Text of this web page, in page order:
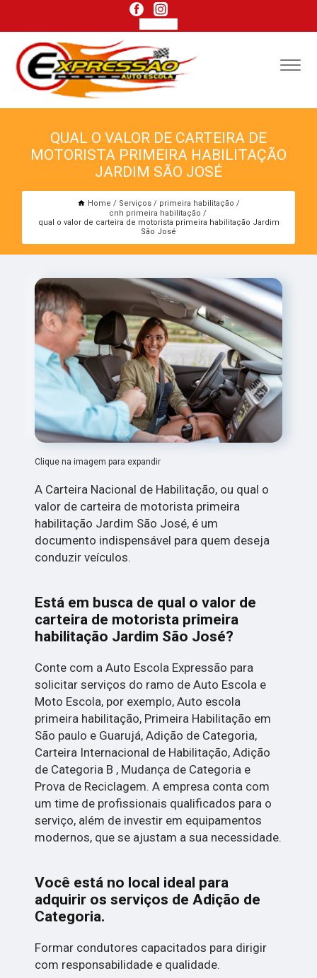
QUAL O VALOR DE CARTEIRA DE
MOTORISTA PRIMEIRA HABILITAÇÃO
JARDIM SÃO JOSÉ
Home Serviços
primeira habilitação
cnh primeira habilitação
qual o valor de carteira de motorista primeira habilitação Jardim
São José
Clique na imagem para expandir
A Carteira Nacional de Habilitação, ou qual o
valor de carteira de motorista primeira
habilitação Jardim São José, é um
documento indispensável para quem deseja
conduzir veículos.
Está em busca de qual o valor de
carteira de motorista primeira
habilitação Jardim São José?
Conte com a Auto Escola Expressão para
solicitar serviços do ramo de Auto Escola e
Moto Escola, por exemplo, Auto escola
primeira habilitação, Primeira Habilitação em
São paulo e Guarujá, Adição de Categoria,
Carteira Internacional de Habilitação, Adição
de Categoria B , Mudança de Categoria e
Prova de Reciclagem. A empresa conta com
um time de profissionais qualificados para o
serviço, além de investir em equipamentos
modernos, que se ajustam a sua necessidade.
Você está no local ideal para
adquirir os serviços deAdição de
Categoria.
Formar condutores capacitados para dirigir
com responsabilidade e qualidade.